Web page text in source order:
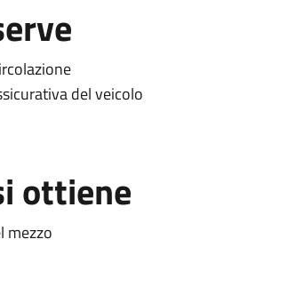
del veicolo
ottiene
mezzo